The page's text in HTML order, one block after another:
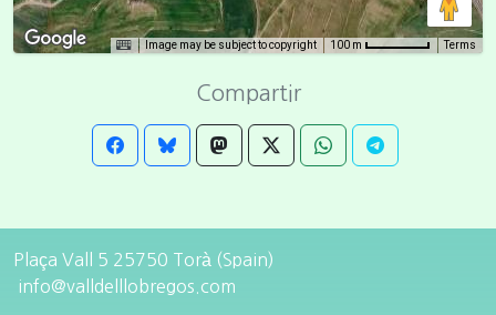
Image may be subject to copyright 100 m Terms
Compartir
Plaça Vall 5 25750 Torà (Spain)
info@valldelllobregos.com